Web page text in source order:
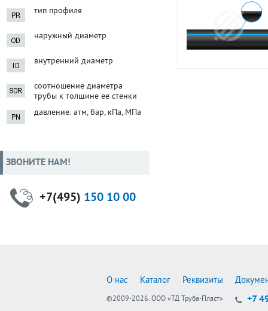
тип профиля
наружный диаметр
внутренний диаметр
соотношение диаметра
трубы к толщине ее стенки
давление: атм, бар, кПа, МПа
ЗВОНИТЕ НАМ!
+7(495) 150 10 00
О нас Каталог Реквизиты
©2009-2026. ООО «ТД Труба-Пласт» +7